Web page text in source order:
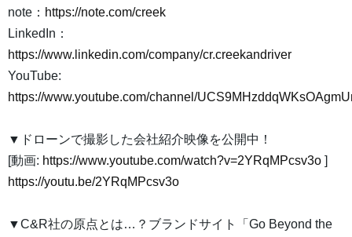
note： https://note.com/creek
LinkedIn：
https://www.linkedin.com/company/cr.creekandriver
YouTube:
https://www.youtube.com/channel/
▼ドローンで撮影した会社紹介映像を公開中！
[動画: https://www.youtube.com/watch?v=2YRqMPcsv3o ]
https://youtu.be/2YRqMPcsv3o
▼C&R社の原点とは…？ブランドサイト「Go Beyond the